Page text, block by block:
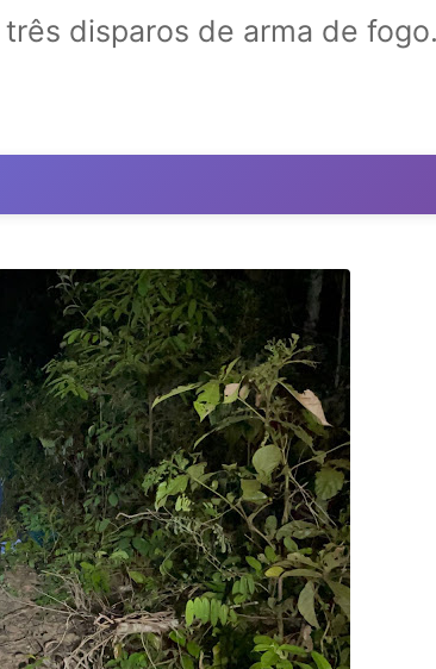
disparos de arma de